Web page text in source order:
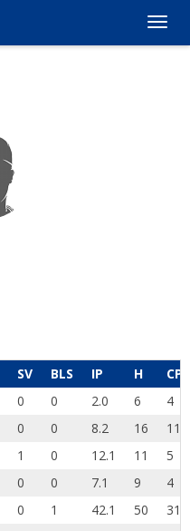
SV BLS IP H
CP
0 0 2.0 6
4
0 0 8.2 16
11
1 0 12.1 11
5
0 0 7.1 9
4
0 1 42.1 50
31